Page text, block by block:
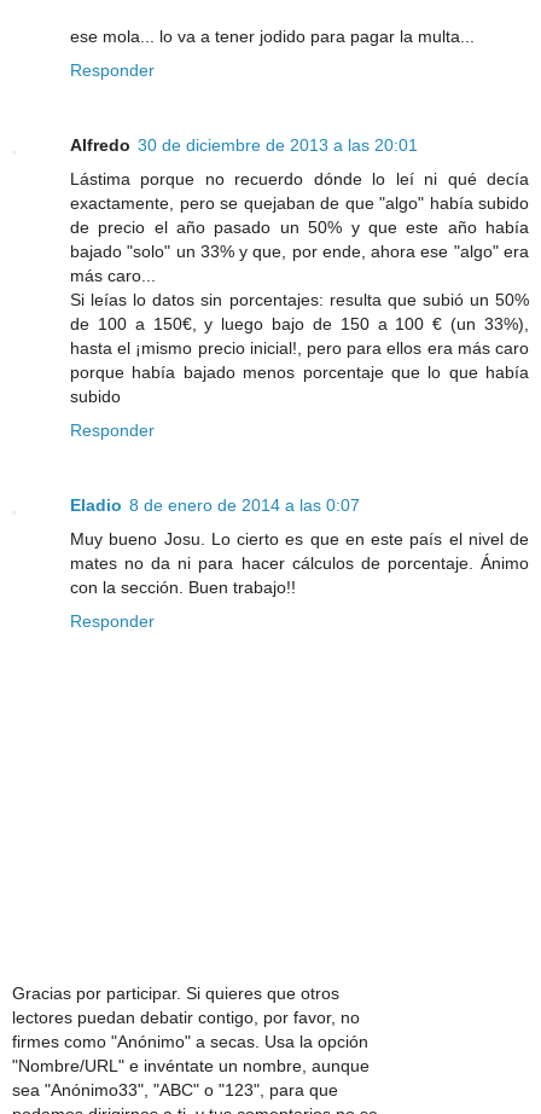
ese mola... lo va a tener jodido para pagar la multa...
Responder
Alfredo 30 de diciembre de 2013 a las 20:01
Lástima porque no recuerdo dónde lo leí ni qué decía
exactamente, pero se quejaban de que "algo" había subido
de precio el año pasado un 50% y que este año había
bajado "solo" un 33% y que, por ende, ahora ese "algo" era
más caro...
Si leías lo datos sin porcentajes: resulta que subió un 50%
de 100 a 150€, y luego bajo de 150 a 100 € (un 33%),
hasta el ¡mismo precio inicial!, pero para ellos era más caro
porque había bajado menos porcentaje que lo que había
subido
Responder
Eladio 8 de enero de 2014 a las 0:07
Muy bueno Josu. Lo cierto es que en este país el nivel de
mates no da ni para hacer cálculos de porcentaje. Ánimo
con la sección. Buen trabajo!!
Responder
Gracias por participar. Si quieres que otros
lectores puedan debatir contigo, por favor, no
firmes como "Anónimo" a secas. Usa la opción
"Nombre/URL" e invéntate un nombre, aunque
sea "Anónimo33", "ABC" o "123", para que